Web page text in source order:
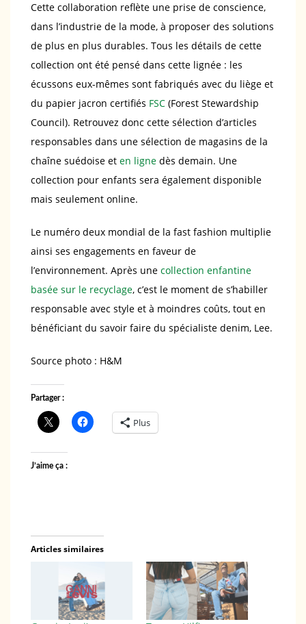
Cette collaboration reflète une prise de conscience,
dans l’industrie de la mode, à proposer des solutions
de plus en plus durables. Tous les détails de cette
collection ont été pensé dans cette lignée : les
écussons eux-mêmes sont fabriqués avec du liège et
du papier jacron certifiés FSC (Forest Stewardship
Council). Retrouvez donc cette sélection d’articles
responsables dans une sélection de magasins de la
chaîne suédoise et en ligne dès demain. Une
collection pour enfants sera également disponible
mais seulement online.
Le numéro deux mondial de la fast fashion multiplie
ainsi ses engagements en faveur de
l’environnement. Après une collection enfantine
basée sur le recyclage, c’est le moment de s’habiller
responsable avec style et à moindres coûts, tout en
bénéficiant du savoir faire du spécialiste denim, Lee.
Source photo : H&M
Partager :
Plus
J’aime ça :
Articles similaires